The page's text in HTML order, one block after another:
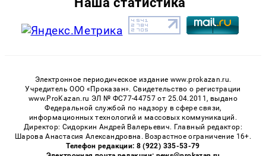
Электронное периодическое издание www.prokazan.ru.
Учредитель ООО «Проказан». Cвидетельство о регистрации
www.ProKazan.ru ЭЛ № ФС77-44757 от 25.04.2011, выдано
Федеральной службой по надзору в сфере связи,
информационных технологий и массовых коммуникаций.
Директор: Сидоркин Андрей Валерьевич. Главный редактор:
Шарова Анастасия Александровна. Возрастное ограничение 16+.
Телефон редакции: 8 (922) 335-53-79